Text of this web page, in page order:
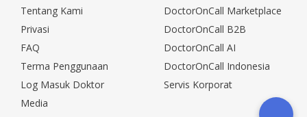
Tentang Kami
Privasi
FAQ
Terma Penggunaan
Log Masuk Doktor
Media
DoctorOnCall Marketplace
DoctorOnCall B2B
DoctorOnCall AI
DoctorOnCall Indonesia
Servis Korporat